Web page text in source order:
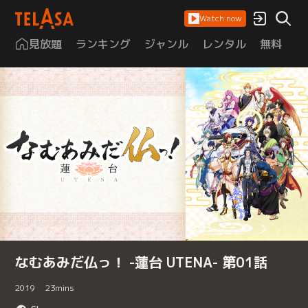
Watch now
見放題 ランキング ジャンル レンタル 無料
なむあみだ仏っ！ -蓮台 UTENA- 第01話
2019 23mins